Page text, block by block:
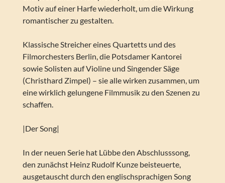
Motiv auf einer Harfe wiederholt, um die Wirkung
romantischer zu gestalten.
Klassische Streicher eines Quartetts und des
Filmorchesters Berlin, die Potsdamer Kantorei
sowie Solisten auf Violine und Singender Säge
(Christhard Zimpel) – sie alle wirken zusammen, um
eine wirklich gelungene Filmmusik zu den Szenen zu
schaffen.
|Der Song|
In der neuen Serie hat Lübbe den Abschlusssong,
den zunächst Heinz Rudolf Kunze beisteuerte,
ausgetauscht durch den englischsprachigen Song